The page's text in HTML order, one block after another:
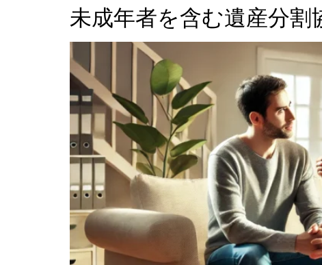
未成年者を含む遺産分割